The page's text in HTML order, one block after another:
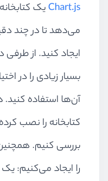
Chart.jsیک
می‌دهد تا در چند
ایجاد کنید. از طرفی
بسیار زیادی را در
آن‌ها استفاده
کتابخانه را نصب
بررسی کنیم.
را ایجاد می‌کنیم: